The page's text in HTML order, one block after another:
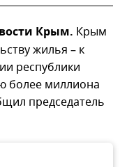
Крым. Крым
жилья – к
республики
более миллиона
председатель